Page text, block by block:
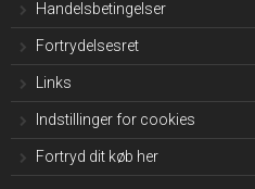
Handelsbetingelser
Fortrydelsesret
Links
Indstillinger for cookies
Fortryd dit køb her